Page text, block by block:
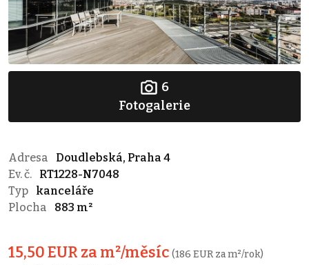
6
Fotogalerie
Adresa
Doudlebská, Praha 4
Ev. č.
RT1228-N7048
Typ
kanceláře
Plocha
883 m²
15,50 EUR za m²/měsíc (186 EUR za m²/rok)